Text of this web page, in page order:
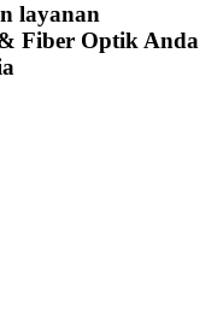
layanan
Fiber Optik Anda